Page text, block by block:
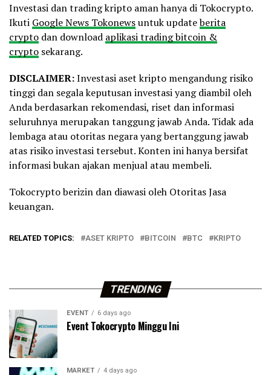
Investasi dan trading kripto aman hanya di Tokocrypto.
Ikuti Google News Tokonewsuntuk updateberita
crypto dan download aplikasi trading bitcoin &
crypto sekarang.
DISCLAIMER:Investasi aset kripto mengandung risiko
tinggi dan segala keputusan investasi yang diambil oleh
Anda berdasarkan rekomendasi, riset dan informasi
seluruhnya merupakan tanggung jawab Anda. Tidak ada
lembaga atau otoritas negara yang bertanggung jawab
atas risiko investasi tersebut. Konten ini hanya bersifat
informasi bukan ajakan menjual atau membeli.
Tokocrypto berizin dan diawasi oleh Otoritas Jasa
keuangan.
RELATED TOPICS: ASET KRIPTO BITCOIN BTC KRIPTO
TRENDING
EVENT 6 days ago
Event Tokocrypto Minggu Ini
MARKET 4 days ago